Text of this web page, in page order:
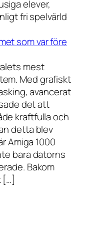
elever,
fri spelvärld
som var före
mest
Med grafiskt
avancerat
det att
kraftfulla och
detta blev
Amiga 1000
bara datorns
Bakom
[…]